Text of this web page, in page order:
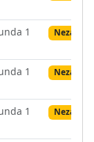
1
1
1